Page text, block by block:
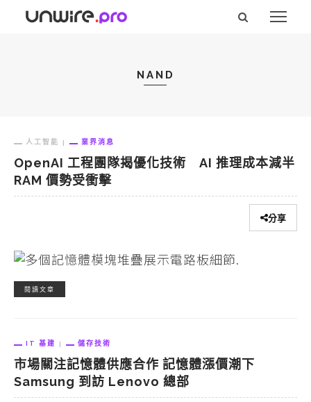
NAND
人工智能 業界消息
OpenAI 工程團隊揭優化技術 AI 推理成本減半
RAM 價勢受衝擊
分享
閱讀文章
IT 基建 儲存技術
市場關注記憶體供應合作 記憶體漲價潮下
Samsung 到訪 Lenovo 總部